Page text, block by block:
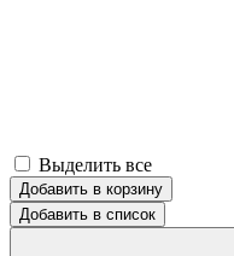
Выделить все
Добавить в корзину
Добавить в список